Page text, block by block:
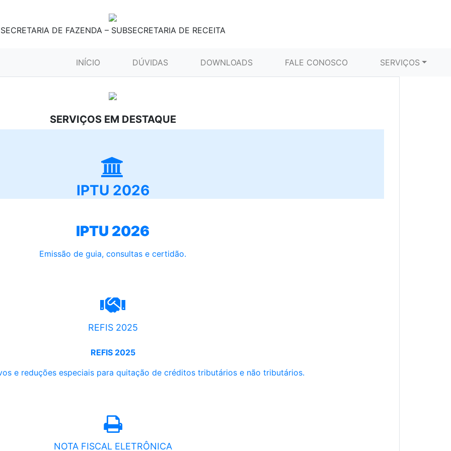
SECRETARIA DE FAZENDA – SUBSECRETARIA DE RECEITA
INÍCIO (CURRENT)DÚVIDAS DOWNLOADS FALE CONOSCO SERVIÇOS
SERVIÇOS EM DESTAQUE
IPTU 2026
IPTU 2026
Emissão de guia, consultas e certidão.
REFIS 2025
REFIS 2025
e reduções especiais para quitação de créditos tributários e não tributários.
NOTA FISCAL ELETRÔNICA